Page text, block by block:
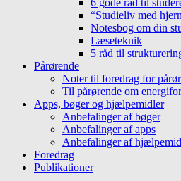
6 gode råd til
“Studieliv med
Notesbog om din
Læseteknik
5 råd til
Pårørende
Noter til foredrag for
Til pårørende om
Apps, bøger og hjælpemidler
Anbefalinger af bøger
Anbefalinger af apps
Anbefalinger af
Foredrag
Publikationer